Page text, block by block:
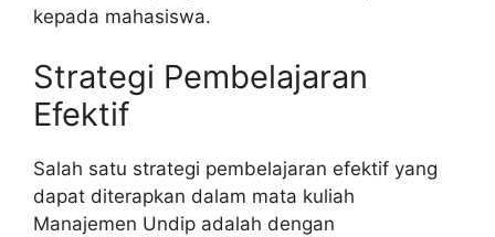
kepada mahasiswa.
Strategi Pembelajaran
Efektif
Salah satu strategi pembelajaran efektif yang
dapat diterapkan dalam mata kuliah
Manajemen Undip adalah dengan